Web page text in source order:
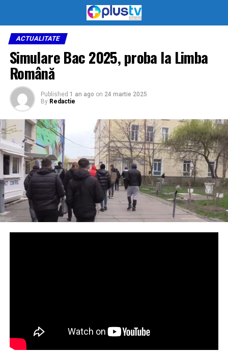
ACTUALITATE
Simulare Bac 2025, proba la Limba
Română
Published 1 an ago on 24 martie 2025
By Redactie